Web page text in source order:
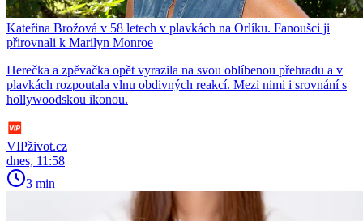
Kateřina Brožová v 58 letech v plavkách na Orlíku. Fanoušci ji
přirovnali k Marilyn Monroe
Herečka a zpěvačka opět vyrazila na svou oblíbenou přehradu a v
plavkách rozpoutala vlnu obdivných reakcí. Mezi nimi i srovnání s
hollywoodskou ikonou.
VIPživot.cz
dnes, 11:58
3 min